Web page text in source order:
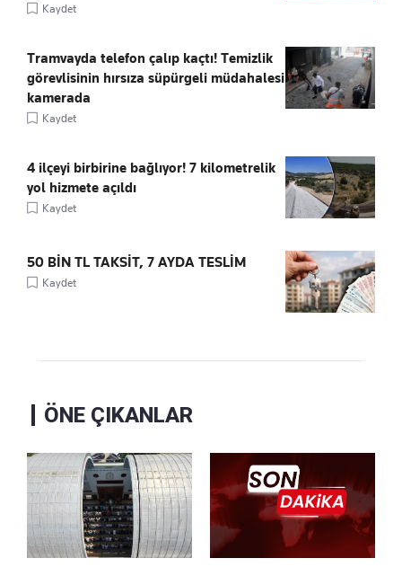
Kaydet
Tramvayda telefon çalıp kaçtı! Temizlik
görevlisinin hırsıza süpürgeli müdahalesi
kamerada
Kaydet
4 ilçeyi birbirine bağlıyor! 7 kilometrelik
yol hizmete açıldı
Kaydet
50 BİN TL TAKSİT, 7 AYDA TESLİM
Kaydet
ÖNE ÇIKANLAR